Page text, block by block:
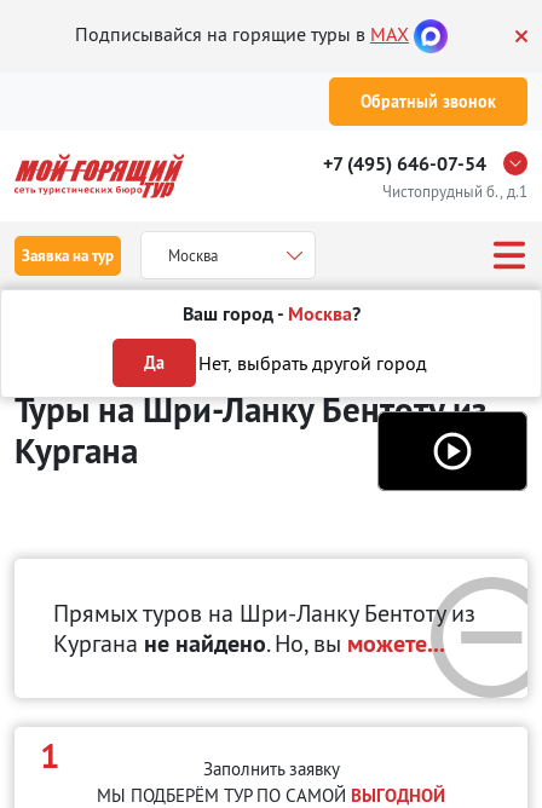
Подписывайся на горящие туры в MAX
Обратный звонок
+7 (495) 646-07-54
Чистопрудный б., д.1
Заявка на тур Москва
Ваш город - Москва?
Да Нет, выбрать другой город
Отдых на Шри-Ланке Бентота
Туры на Шри-Ланку Бентотуиз
Кургана
Прямых туров на Шри-Ланку Бентотуиз
Кургана не найдено. Но, вы можете...
1
Заполнить заявку
МЫ ПОДБЕРЁМ ТУР ПО САМОЙ ВЫГОДНОЙ